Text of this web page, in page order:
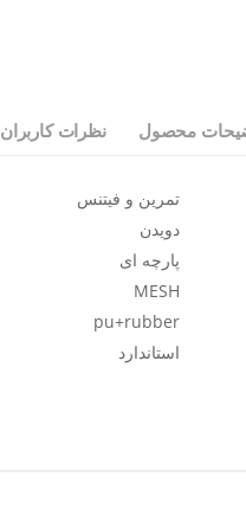
محصول نظرات کاربران
تمرین و فیتنس
دویدن
پارچه ای
MESH
pu+rubber
استاندارد